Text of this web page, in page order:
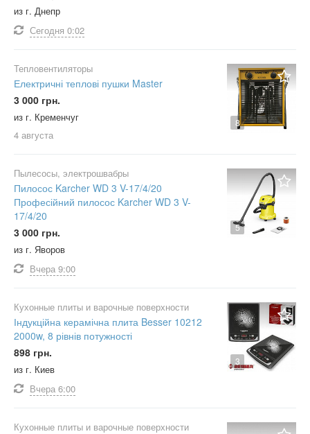
из г. Днепр
Сегодня 0:02
8
Тепловентиляторы
Електричні теплові пушки Master
3 000 грн.
из г. Кременчуг
4 августа
5
Пылесосы, электрошвабры
Пилосос Karcher WD 3 V-17/4/20
Професійний пилосос Karcher WD 3 V-
17/4/20
3 000 грн.
из г. Яворов
Вчера 9:00
3
Кухонные плиты и варочные поверхности
Індукційна керамічна плита Besser 10212
2000w, 8 рівнів потужності
898 грн.
из г. Киев
Вчера 6:00
Кухонные плиты и варочные поверхности